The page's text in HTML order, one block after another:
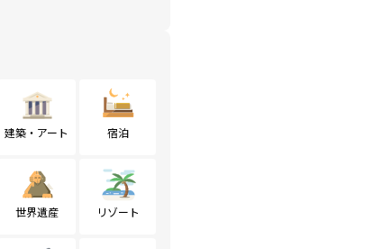
建築・アート 宿泊
世界遺産 リゾート